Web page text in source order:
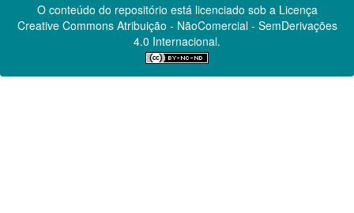
O conteúdo do repositório está licenciado sob a Licença
Creative CommonsAtribuição - NãoComercial - SemDerivações
4.0 Internacional.